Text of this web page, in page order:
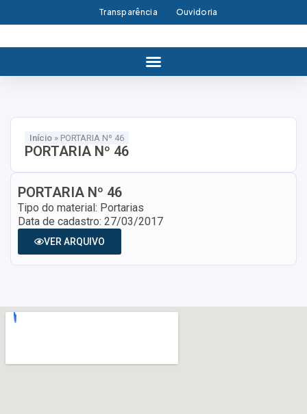
Transparência Ouvidoria
Início » PORTARIA Nº 46
PORTARIA Nº 46
PORTARIA Nº 46
Tipo do material: Portarias
Data de cadastro: 27/03/2017
VER ARQUIVO